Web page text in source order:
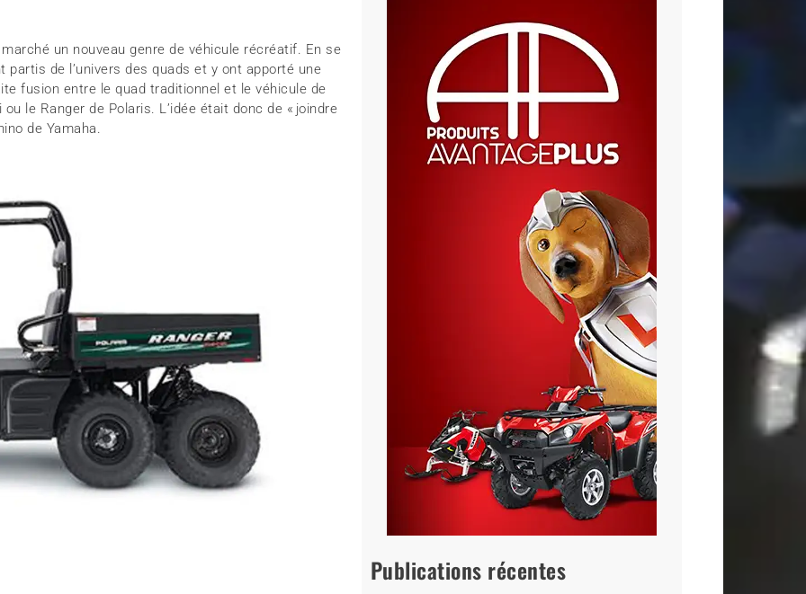
un nouveau genre de véhicule récréatif. En se
de l’univers des quads et y ont apporté une
fusion entre le quad traditionnel et le véhicule de
le Ranger de Polaris. L’idée était donc de « joindre
de Yamaha.
Publications récentes